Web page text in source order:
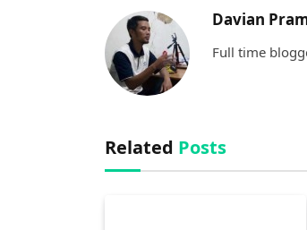
Davian
Full time
Related Posts